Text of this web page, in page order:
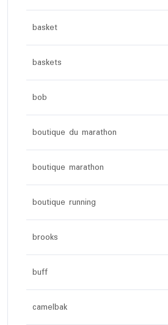
basket
baskets
bob
boutique du marathon
boutique marathon
boutique running
brooks
buff
camelbak